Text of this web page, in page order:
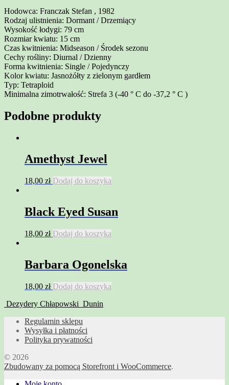
Hodowca: Franczak Stefan , 1982
Rodzaj ulistnienia: Dormant / Drzemiący
Wysokość łodygi: 79 cm
Rozmiar kwiatu: 15 cm
Czas kwitnienia: Midseason / Środek sezonu
Cechy rośliny: Diurnal / Dzienny
Forma kwitnienia: Single / Pojedynczy
Kolor kwiatu: Jasnożółty z zielonym gardłem
Typ: Tetraploid
Minimalna zimotrwałość: Strefa 3 (-40 ° C do -37,2 ° C )
Podobne produkty
Amethyst Jewel
18,00 zł Dodaj do koszyka
Black Eyed Susan
18,00 zł Dodaj do koszyka
Barbara Ogonelska
18,00 zł Dodaj do koszyka
Dezydery Chłapowski Dunin
Regulamin sklepu
Wysyłka i płatności
Polityka prywatności
© 2026
Zbudowany za pomocą Storefront i WooCommerce.